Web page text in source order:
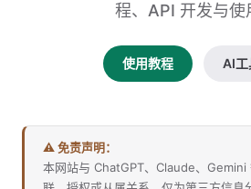
程、API 开发与使
使用教程 AI工
⚠️ 免责声明：
本网站与 ChatGPT、Claude、Gemini